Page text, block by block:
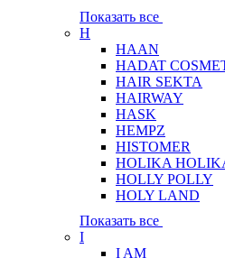
Показать все
H
HAAN
HADAT
HAIR SEKTA
HAIRWAY
HASK
HEMPZ
HISTOMER
HOLIKA
HOLLY POLLY
HOLY LAND
Показать все
I
I AM